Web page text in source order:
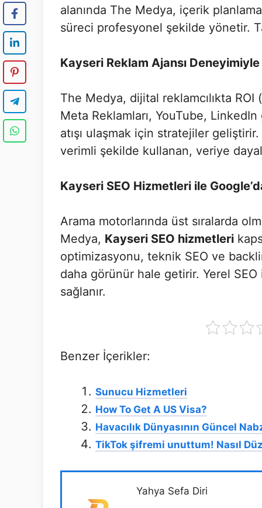
alanında The Medya, içerik
süreci profesyonel şekilde yönetir.
Kayseri Reklam Ajansı
The Medya, dijital reklamcılıkta ROI
Meta Reklamları, YouTube,
atışı ulaşmak için stratejiler geliştirir.
verimli şekilde kullanan, veriye
Kayseri SEO Hizmetleri ile
Arama motorlarında üst sıralarda
Medya, Kayseri SEO hizmetleri
optimizasyonu, teknik SEO ve
daha görünür hale getirir. Yerel SEO
sağlanır.
Benzer İçerikler:
Sunucu Hizmetleri
How To Get A US Visa?
Havacılık Dünyasının Güncel
TikTok şifremi unuttum! Nasıl
Yahya Sefa Diri